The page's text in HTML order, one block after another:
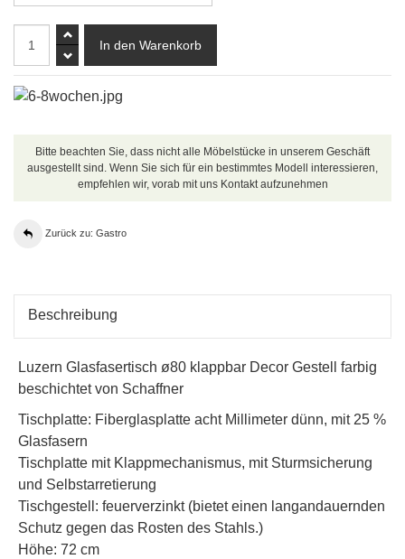
Bitte beachten Sie, dass nicht alle Möbelstücke in unserem Geschäft
ausgestellt sind. Wenn Sie sich für ein bestimmtes Modell interessieren,
empfehlen wir, vorab mit uns Kontakt aufzunehmen
Zurück zu: Gastro
Beschreibung
Luzern Glasfasertisch ø80 klappbar Decor Gestell farbig
beschichtet von Schaffner
Tischplatte: Fiberglasplatte acht Millimeter dünn, mit 25 %
Glasfasern
Tischplatte mit Klappmechanismus, mit Sturmsicherung
und Selbstarretierung
Tischgestell: feuerverzinkt (bietet einen langandauernden
Schutz gegen das Rosten des Stahls.)
Höhe: 72 cm